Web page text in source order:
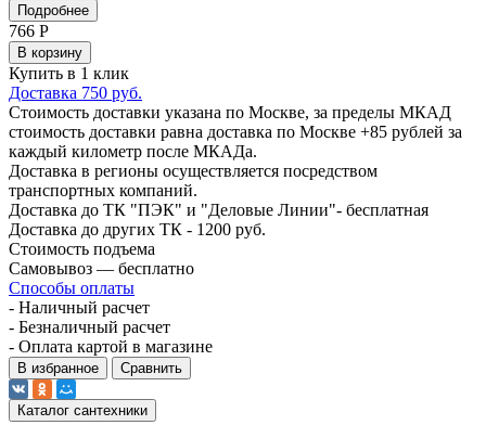
Подробнее
766 Р
В корзину
Купить в 1 клик
Доставка 750 руб.
Стоимость доставки указана по Москве, за пределы МКАД
стоимость доставки равна доставка по Москве +85 рублей за
каждый километр после МКАДа.
Доставка в регионы осуществляется посредством
транспортных компаний.
Доставка до ТК "ПЭК" и "Деловые Линии"- бесплатная
Доставка до других ТК - 1200 руб.
Стоимость подъема
Самовывоз — бесплатно
Способы оплаты
- Наличный расчет
- Безналичный расчет
- Оплата картой в магазине
В избранное Сравнить
Каталог сантехники